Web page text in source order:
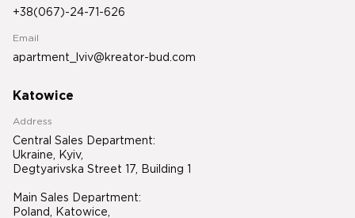
+38(067)-24-71-626
Email
apartment_lviv@kreator-bud.com
Katowice
Address
Central Sales Department:
Ukraine, Kyiv,
Degtyarivska Street 17, Building 1
Main Sales Department:
Poland, Katowice,